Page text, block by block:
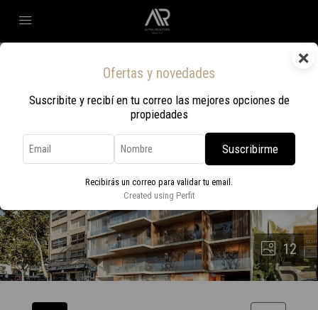
×
Ofertas y novedades
Suscribite y recibí en tu correo las mejores opciones de
propiedades
Suscribirme
Recibirás un correo para validar tu email.
Created using Perfit
12